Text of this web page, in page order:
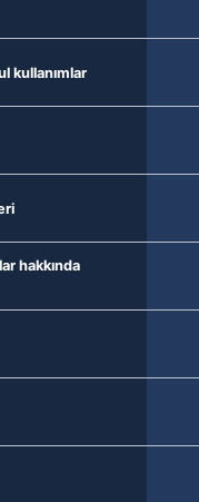
kullanımlar
hakkında